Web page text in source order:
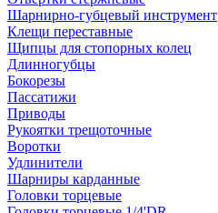
Шарнирно-губцевый инструмент
Клещи переставные
Щипцы для стопорных колец
Длинногубцы
Бокорезы
Пассатижи
Приводы
Рукоятки трещоточные
Воротки
Удлинители
Шарниры карданные
Головки торцевые